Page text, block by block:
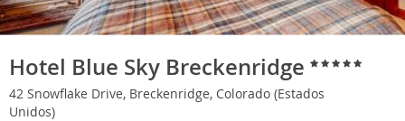
Hotel Blue Sky Breckenridge
42 Snowflake Drive, Breckenridge, Colorado (Estados
Unidos)